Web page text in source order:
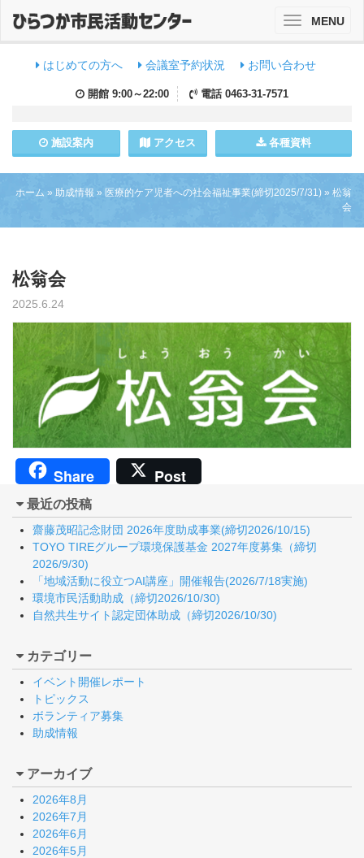
はじめての方へ 会議室予約状況 お問い合わせ
開館 9:00～22:00 電話 0463-31-7571
施設案内 アクセス 各種資料
ToggleMENU
ホーム » 助成情報 » 医療的ケア児者への社会福祉事業(締切2025/7/31) » 松翁
会
松翁会
2025.6.24
Share Post
最近の投稿
齋藤茂昭記念財団 2026年度助成事業(締切2026/10/15)
TOYO TIREグループ環境保護基金 2027年度募集（締切
2026/9/30)
「地域活動に役立つAI講座」開催報告(2026/7/18実施)
環境市民活動助成（締切2026/10/30)
自然共生サイト認定団体助成（締切2026/10/30)
カテゴリー
イベント開催レポート
トピックス
ボランティア募集
助成情報
アーカイブ
2026年8月
2026年7月
2026年6月
2026年5月